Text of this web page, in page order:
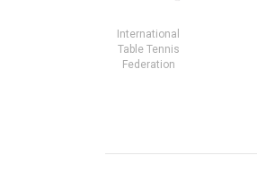
International
Table Tennis
Federation